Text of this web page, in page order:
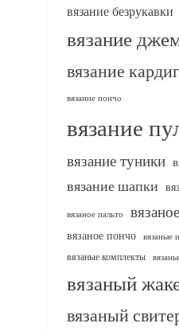
вязание безрукавки
вязание
вязание
вязание пончо
вязание
вязание туники
вязание шапки
вязаное пальто
вязаное пончо вязаные
вязаные комплекты
вязаный
вязаный